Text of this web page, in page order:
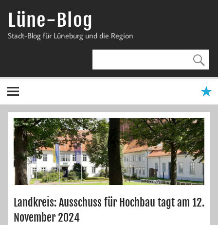
InhaltLüne-Blog
Stadt-Blog für Lüneburg und die Region
Landkreis: Ausschuss für Hochbau tagt am 12.
November 2024